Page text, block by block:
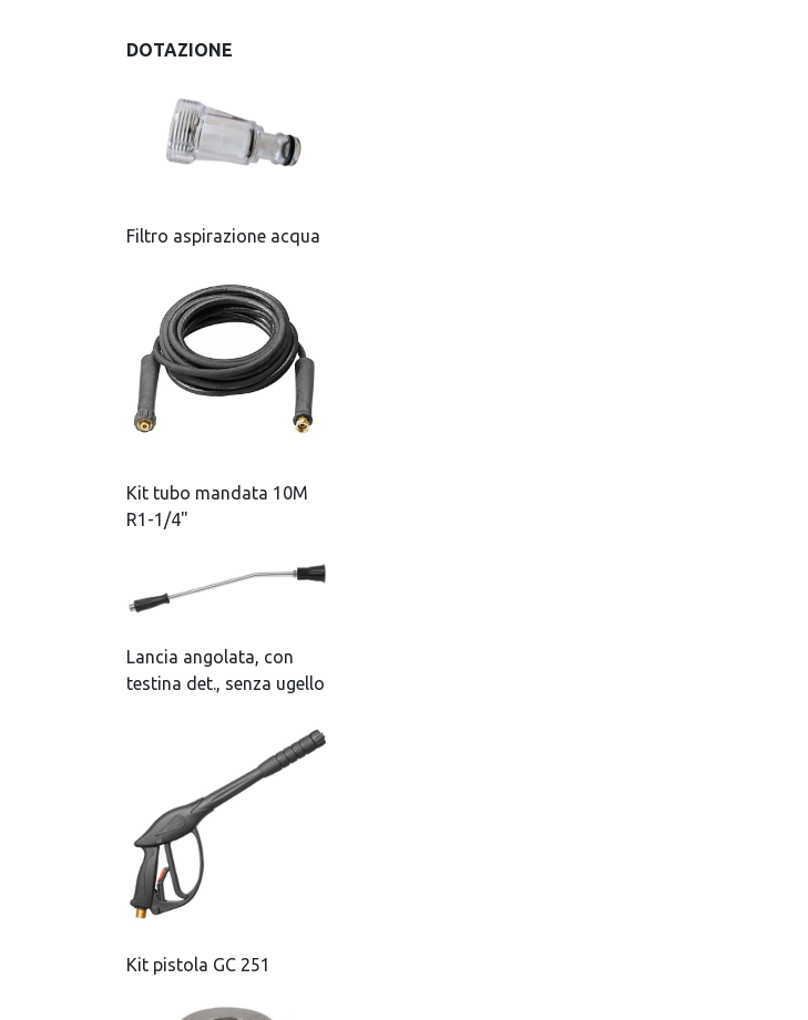
DOTAZIONE
Filtro aspirazione acqua
Kit tubo mandata 10M
R1-1/4"
Lancia angolata, con
testina det., senza ugello
Kit pistola GC 251